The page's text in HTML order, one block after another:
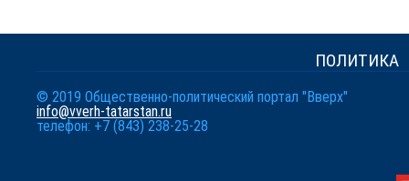
ПОЛИТИКА
© 2019 Общественно-политический портал "Вверх"
info@vverh-tatarstan.ru
телефон: +7 (843) 238-25-28